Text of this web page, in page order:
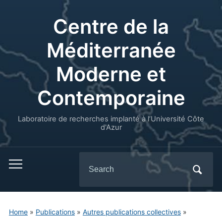
Centre de la
Méditerranée
Moderne et
Contemporaine
Laboratoire de recherches implanté à l’Université Côte
d'Azur
for:
Home» Publications» Autres publications collectives»